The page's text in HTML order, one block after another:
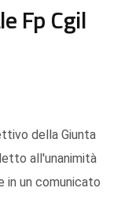
Fp Cgil
della Giunta
all'unanimità
in un comunicato